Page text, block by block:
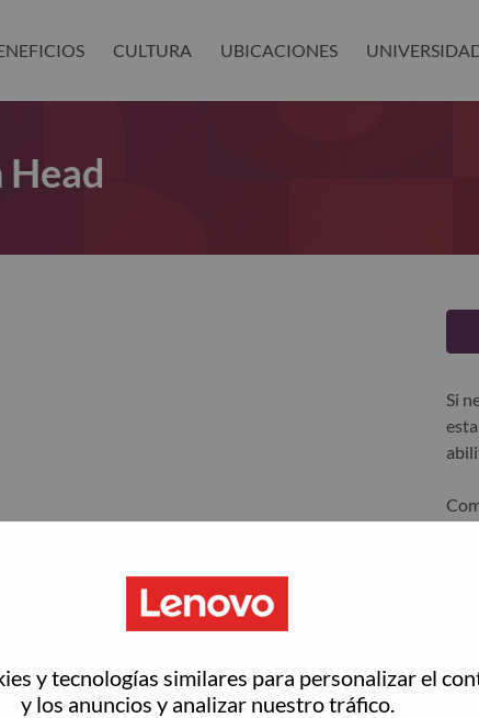
y tecnologías similares para personalizar el
y los anuncios y analizar nuestro tráfico.
CULTURA UBICACIONES
Head
Si
智